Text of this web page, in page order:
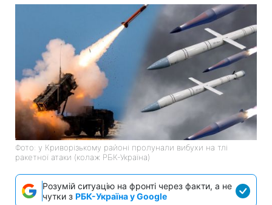
Фото: у Криворізькому районі пролунали вибухи на тлі
ракетної атаки (колаж РБК-Україна)
Розумій ситуацію на фронті через факти, а не
чутки з РБК-Україна у Google